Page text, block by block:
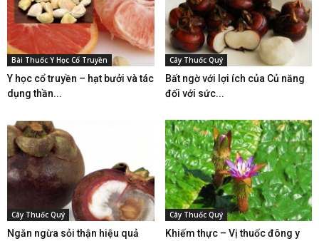
Bài Thuốc Y Học Cổ Truyền
Y học cổ truyền – hạt bưởi và tác
dụng thần...
Cây Thuốc Quý
Bất ngờ với lợi ích của Củ năng
đối với sức...
Cây Thuốc Quý
Ngăn ngừa sỏi thận hiệu quả
Cây Thuốc Quý
Khiếm thực – Vị thuốc đông y